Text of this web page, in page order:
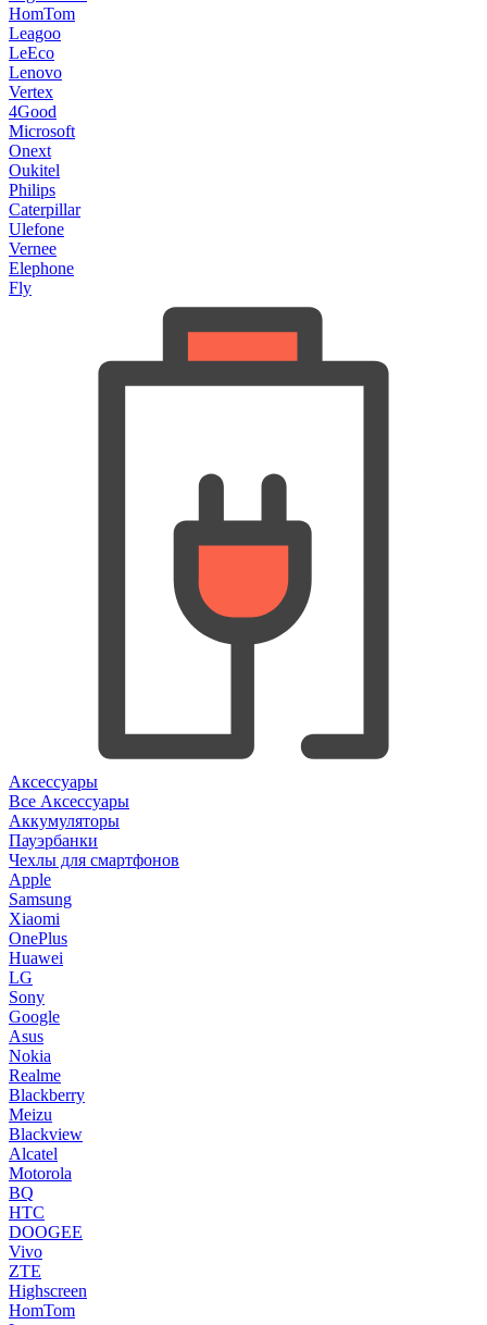
HomTom
Leagoo
LeEco
Lenovo
Vertex
4Good
Microsoft
Onext
Oukitel
Philips
Caterpillar
Ulefone
Vernee
Elephone
Fly
Аксессуары
Все Аксессуары
Аккумуляторы
Пауэрбанки
Чехлы для смартфонов
Apple
Samsung
Xiaomi
OnePlus
Huawei
LG
Sony
Google
Asus
Nokia
Realme
Blackberry
Meizu
Blackview
Alcatel
Motorola
BQ
HTC
DOOGEE
Vivo
ZTE
Highscreen
HomTom